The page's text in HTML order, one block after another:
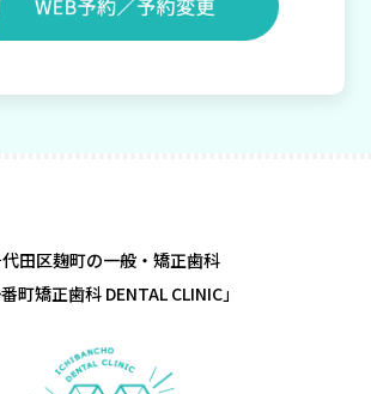
田区麹町の一般・矯正歯科
番町矯正歯科 DENTAL CLINIC」